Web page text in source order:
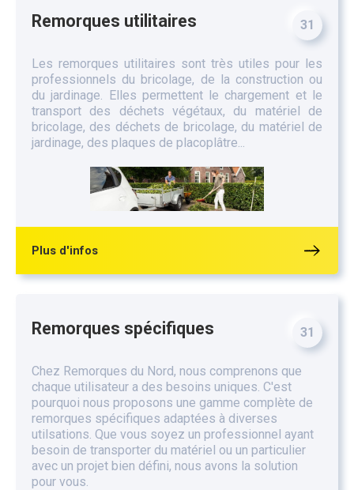
Remorques utilitaires 31
Les remorques utilitaires sont très utiles pour les
professionnels du bricolage, de la construction ou
du jardinage. Elles permettent le chargement et le
transport des déchets végétaux, du matériel de
bricolage, des déchets de bricolage, du matériel de
jardinage, des plaques de placoplâtre...
Plus d'infos
Remorques spécifiques 31
Chez Remorques du Nord, nous comprenons que
chaque utilisateur a des besoins uniques. C'est
pourquoi nous proposons une gamme complète de
remorques spécifiques adaptées à diverses
utilsations. Que vous soyez un professionnel ayant
besoin de transporter du matériel ou un particulier
avec un projet bien défini, nous avons la solution
pour vous.